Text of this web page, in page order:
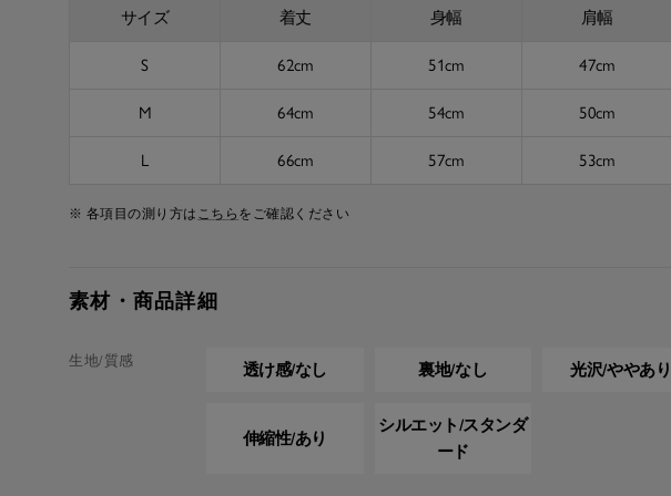
サイズ 着丈 身幅 肩幅
S 62cm 51cm 47cm
M 64cm 54cm 50cm
L 66cm 57cm 53cm
※ 各項目の測り方は こちら をご確認ください
素材・商品詳細
生地/質感 透け感/なし 裏地/なし 光沢/ややあり
伸縮性/あり
シルエット/スタンダ
ード